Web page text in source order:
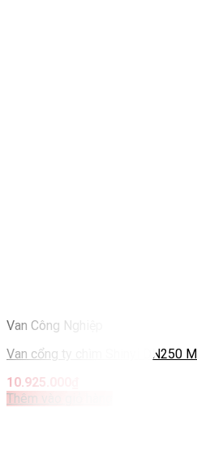
Van Công Nghiệp
Van cổng ty chìm Shinyi DN250
10.925.000
Thêm vào giỏ hàng